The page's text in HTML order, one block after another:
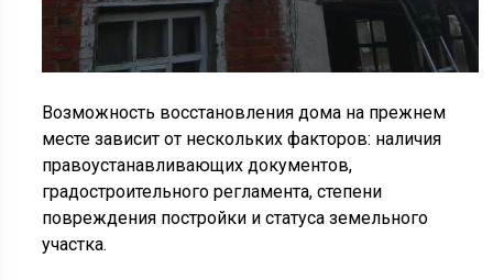
Возможность восстановления дома на прежнем
месте зависит от нескольких факторов: наличия
правоустанавливающих документов,
градостроительного регламента, степени
повреждения постройки и статуса земельного
участка.